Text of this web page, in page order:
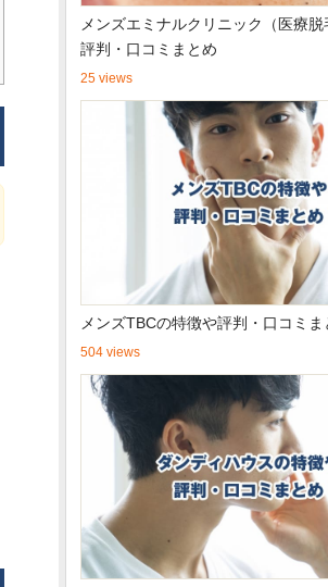
メンズエミナルクリニック（医療
評判・口コミまとめ
25 views
メンズTBCの特徴や評判・口コミま
504 views